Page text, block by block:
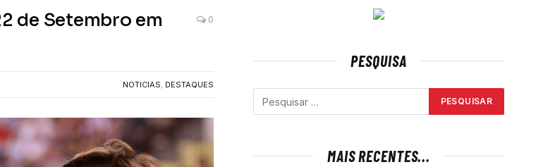
de Setembro em
0
NOTICIAS, DESTAQUES
PESQUISA
MAIS RECENTES...